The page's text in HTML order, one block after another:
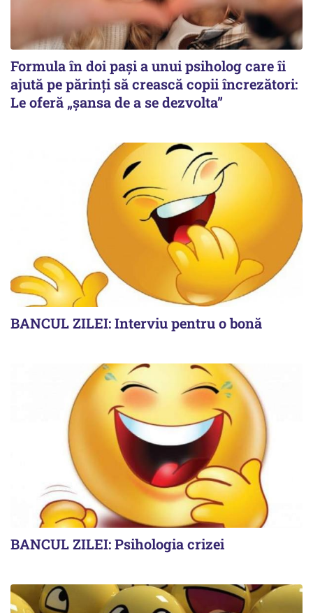
Formula în doi pași a unui psiholog care îi
ajută pe părinți să crească copii încrezători:
Le oferă „șansa de a se dezvolta”
BANCUL ZILEI: Interviu pentru o bonă
BANCUL ZILEI: Psihologia crizei